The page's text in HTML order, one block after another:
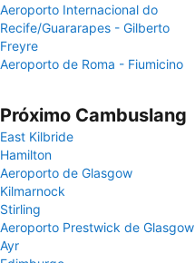
Aeroporto Internacional do
Recife/Guararapes - Gilberto
Freyre
Aeroporto de Roma - Fiumicino
Próximo Cambuslang
East Kilbride
Hamilton
Aeroporto de Glasgow
Kilmarnock
Stirling
Aeroporto Prestwick de Glasgow
Ayr